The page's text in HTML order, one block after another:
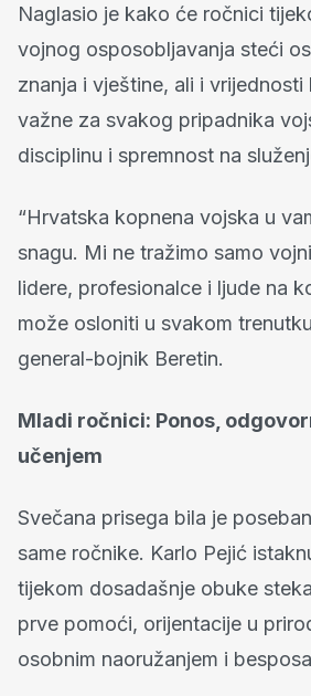
Naglasio je kako će ročnici
vojnog osposobljavanja steći
znanja i vještine, ali i vrijednosti
važne za svakog pripadnika
disciplinu i spremnost na
“Hrvatska kopnena vojska u
snagu. Mi ne tražimo samo
lidere, profesionalce i ljude na
može osloniti u svakom
general-bojnik Beretin.
Mladi ročnici: Ponos,
učenjem
Svečana prisega bila je
same ročnike. Karlo Pejić
tijekom dosadašnje obuke
prve pomoći, orijentacije u
osobnim naoružanjem i